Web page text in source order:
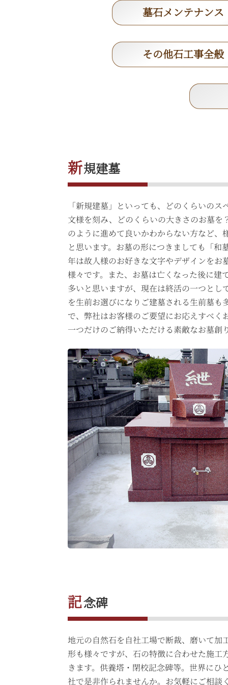
墓石メンテナンス
その他石工事全般
新規建墓
「新規建墓」といっても、どのくらいの
文様を刻み、どのくらいの大きさのお墓を
のように進めて良いかわからない方など、
と思います。お墓の形につきましても「和
年は故人様のお好きな文字やデザインをお
様々です。また、お墓は亡くなった後に建
多いと思いますが、現在は終活の一つとし
を生前お選びになりご建墓される生前墓も
で、弊社はお客様のご要望にお応えすべく
一つだけのご納得いただける素敵なお墓創
記念碑
地元の自然石を自社工場で断裁、磨いて加
形も様々ですが、石の特徴に合わせた施工
きます。供養塔・閉校記念碑等。世界にひ
社で是非作られませんか。お気軽にご相談